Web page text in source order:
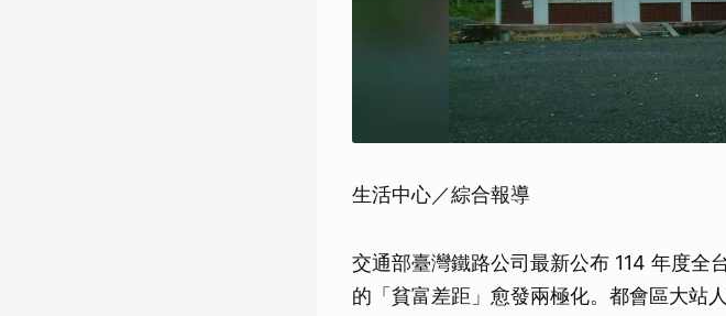
生活中心／綜合報導
交通部臺灣鐵路公司最新公布 114 年度全
的「貧富差距」愈發兩極化。都會區大站